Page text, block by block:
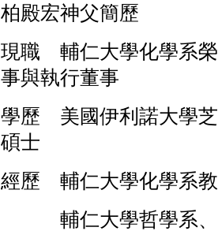
柏殿宏神父簡歷
現職 輔仁大學化學系
事與執行董事
學歷 美國伊利諾大學
碩士
經歷 輔仁大學化學系
輔仁大學哲學系、